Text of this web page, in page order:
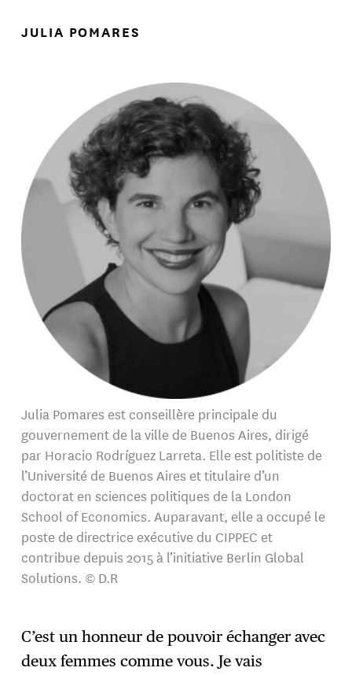
JULIA POMARES
Julia Pomares est conseillère principale du
gouvernement de la ville de Buenos Aires, dirigé
par Horacio Rodríguez Larreta. Elle est politiste de
l’Université de Buenos Aires et titulaire d’un
doctorat en sciences politiques de la London
School of Economics. Auparavant, elle a occupé le
poste de directrice exécutive du CIPPEC et
contribue depuis 2015 à l’initiative Berlin Global
Solutions. © D.R
C’est un honneur de pouvoir échanger avec
deux femmes comme vous. Je vais